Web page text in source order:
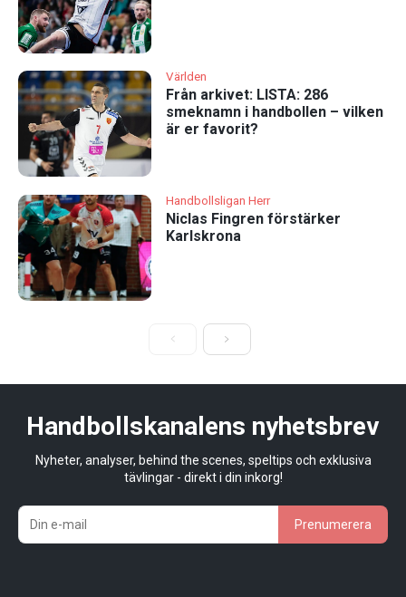
Världen
Från arkivet: LISTA: 286
smeknamn i handbollen – vilken
är er favorit?
Handbollsligan Herr
Niclas Fingren förstärker
Karlskrona
Handbollskanalens nyhetsbrev
Nyheter, analyser, behind the scenes, speltips och exklusiva
tävlingar - direkt i din inkorg!
Prenumerera